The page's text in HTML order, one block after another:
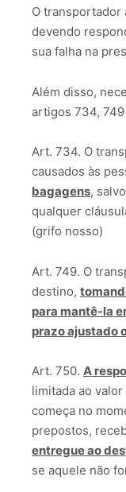
O transportador
devendo
sua falha na
Além disso,
artigos 734,
Art. 734. O
causados às
bagagens,
qualquer
(grifo nosso)
Art. 749. O
destino,
para mantê-la
prazo ajustado
Art. 750. A
limitada ao
começa no
prepostos,
entregue ao
se aquele não